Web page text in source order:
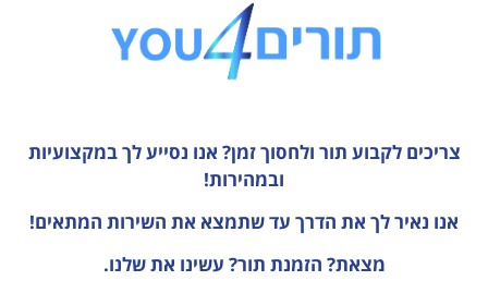
צריכים לקבוע תור ולחסוך זמן? אנו נסייע לך במקצועיות
ובמהירות!
אנו נאיר לך את הדרך עד שתמצא את השירות המתאים!
מצאת? הזמנת תור? עשינו את שלנו.